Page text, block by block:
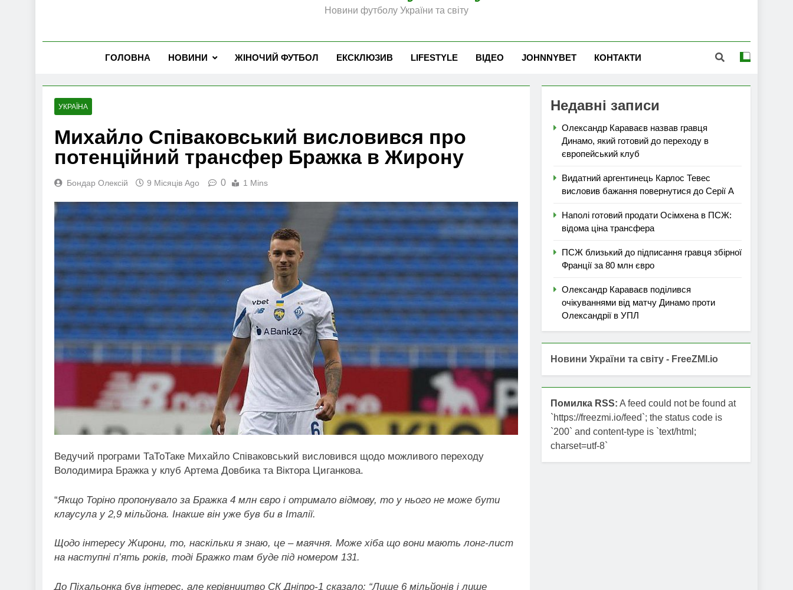
Новини футболу України та світу
ГОЛОВНА НОВИНИ ЖІНОЧИЙ ФУТБОЛ ЕКСКЛЮЗИВ LIFESTYLE ВІДЕО JOHNNYBET КОНТАКТИ
УКРАЇНА
Михайло Співаковський висловився про
потенційний трансфер Бражка в Жирону
Бондар Олексій 9 Місяців Ago 0 1 Mins
Ведучий програми ТаТоТаке Михайло Співаковський висловився щодо можливого переходу
Володимира Бражка у клуб Артема Довбика та Віктора Циганкова.
“Якщо Торіно пропонувало за Бражка 4 млн євро і отримало відмову, то у нього не може бути
клаусула у 2,9 мільйона. Інакше він уже був би в Італії.
Щодо інтересу Жирони, то, наскільки я знаю, це – маячня. Може хіба що вони мають лонг-лист
на наступні п’ять років, тоді Бражко там буде під номером 131.
До Пiхальонка був інтерес, але керівництво СК Дніпро-1 сказало: “Лише 6 мільйонів і лише
Недавні записи
Олександр Караваєв назвав гравця
Динамо, який готовий до переходу в
європейський клуб
Видатний аргентинець Карлос Тевес
висловив бажання повернутися до Серії А
Наполі готовий продати Осімхена в ПСЖ:
відома ціна трансфера
ПСЖ близький до підписання гравця збірної
Франції за 80 млн євро
Олександр Караваєв поділився
очікуваннями від матчу Динамо проти
Олександрії в УПЛ
Новини України та світу - FreeZMI.io
Помилка RSS: A feed could not be found at
`https://freezmi.io/feed`; the status code is
`200` and content-type is `text/html;
charset=utf-8`